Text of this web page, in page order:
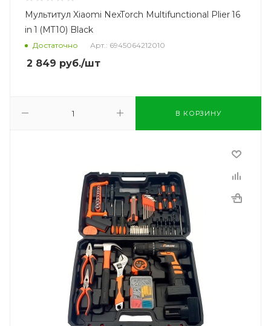
Мультитул Xiaomi NexTorch Multifunctional Plier 16
in 1 (MT10) Black
Достаточно Арт.: 6945064212010
2 849 руб./шт
В КОРЗИНУ